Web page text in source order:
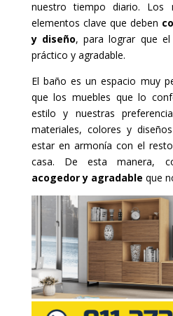
nuestro tiempo diario. Los
elementos clave que deben
y diseño, para lograr que el
práctico y agradable.
El baño es un espacio muy
que los muebles que lo
estilo y nuestras
materiales, colores y
estar en armonía con el
casa. De esta manera,
acogedor y agradable que